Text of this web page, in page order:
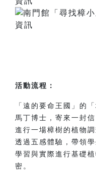
活動流程：
「遠的要命王國」的
馬丁博士，寄來一封
進行一場樟樹的植物
透過五感體驗，帶領
學習與實際進行基礎
密。